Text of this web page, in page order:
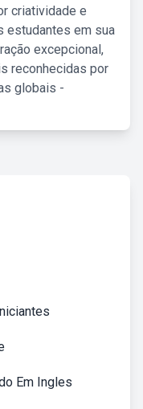
criatividade e
estudantes em sua
excepcional,
reconhecidas por
globais -
Em Ingles